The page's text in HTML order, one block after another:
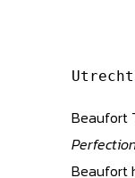
Beaufort
Beaufort